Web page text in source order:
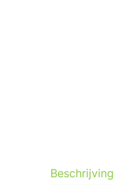
Beschrijving